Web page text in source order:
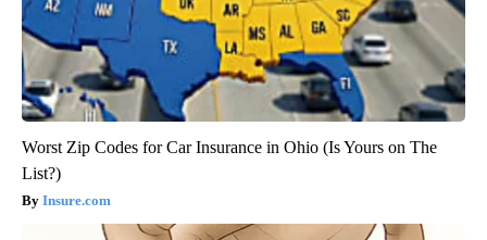
Worst Zip Codes for Car Insurance in Ohio (Is Yours on The
List?)
Insure.com